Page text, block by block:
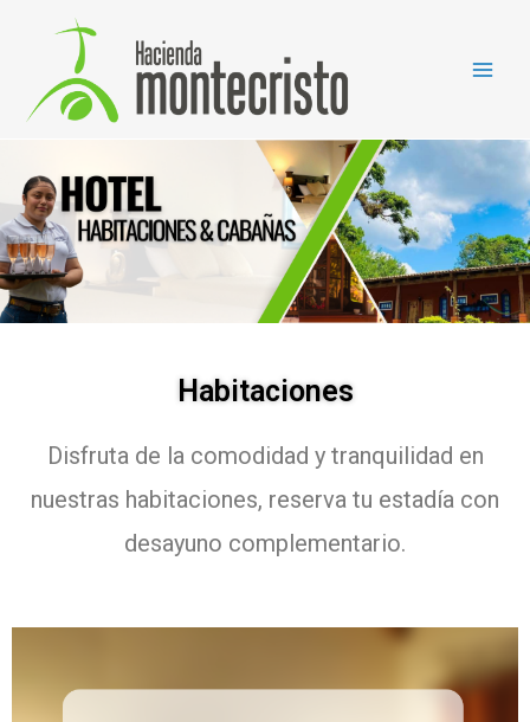
Habitaciones
Disfruta de la comodidad y tranquilidad en
nuestras habitaciones, reserva tu estadía con
desayuno complementario.